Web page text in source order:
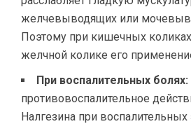
желчевыводящих или
Поэтому при кишечных
желчной колике его
При воспалительных болях:
противовоспалительное
Налгезина при воспалительных